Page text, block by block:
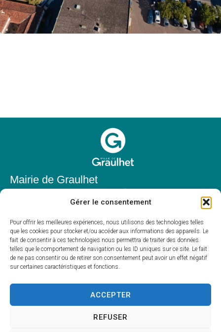
Gérer le consentement
Pour offrir les meilleures expériences, nous utilisons des technologies telles
que les cookies pour stocker et/ou accéder aux informations des appareils. Le
fait de consentir à ces technologies nous permettra de traiter des données
telles que le comportement de navigation ou les ID uniques sur ce site. Le fait
de ne pas consentir ou de retirer son consentement peut avoir un effet négatif
sur certaines caractéristiques et fonctions.
ACCEPTER
REFUSER
Mairie de Graulhet
81300 Graulhet
05 63 42 85 50
mairie@mairie-graulhet.fr
Horaires d'ouverture
Du lundi au vendredi :